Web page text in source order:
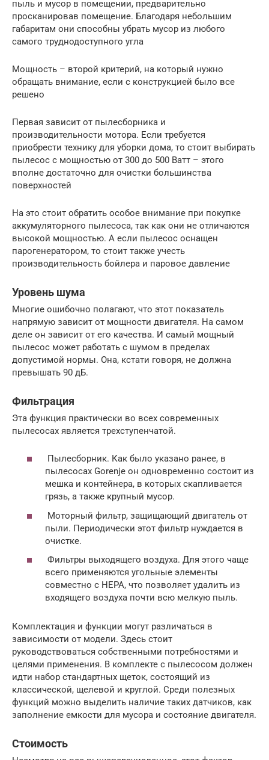
пыль и мусор в помещении, предварительно
просканировав помещение. Благодаря небольшим
габаритам они способны убрать мусор из любого
самого труднодоступного угла
Мощность – второй критерий, на который нужно
обращать внимание, если с конструкцией было все
решено
Первая зависит от пылесборника и
производительности мотора. Если требуется
приобрести технику для уборки дома, то стоит выбирать
пылесос с мощностью от 300 до 500 Ватт – этого
вполне достаточно для очистки большинства
поверхностей
На это стоит обратить особое внимание при покупке
аккумуляторного пылесоса, так как они не отличаются
высокой мощностью. А если пылесос оснащен
парогенератором, то стоит также учесть
производительность бойлера и паровое давление
Уровень шума
Многие ошибочно полагают, что этот показатель
напрямую зависит от мощности двигателя. На самом
деле он зависит от его качества. И самый мощный
пылесос может работать с шумом в пределах
допустимой нормы. Она, кстати говоря, не должна
превышать 90 дБ.
Фильтрация
Эта функция практически во всех современных
пылесосах является трехступенчатой.
Пылесборник. Как было указано ранее, в
пылесосах Gorenje он одновременно состоит из
мешка и контейнера, в которых скапливается
грязь, а также крупный мусор.
Моторный фильтр, защищающий двигатель от
пыли. Периодически этот фильтр нуждается в
очистке.
Фильтры выходящего воздуха. Для этого чаще
всего применяются угольные элементы
совместно с HEPA, что позволяет удалить из
входящего воздуха почти всю мелкую пыль.
Комплектация и функции могут различаться в
зависимости от модели. Здесь стоит
руководствоваться собственными потребностями и
целями применения. В комплекте с пылесосом должен
идти набор стандартных щеток, состоящий из
классической, щелевой и круглой. Среди полезных
функций можно выделить наличие таких датчиков, как
заполнение емкости для мусора и состояние двигателя.
Стоимость